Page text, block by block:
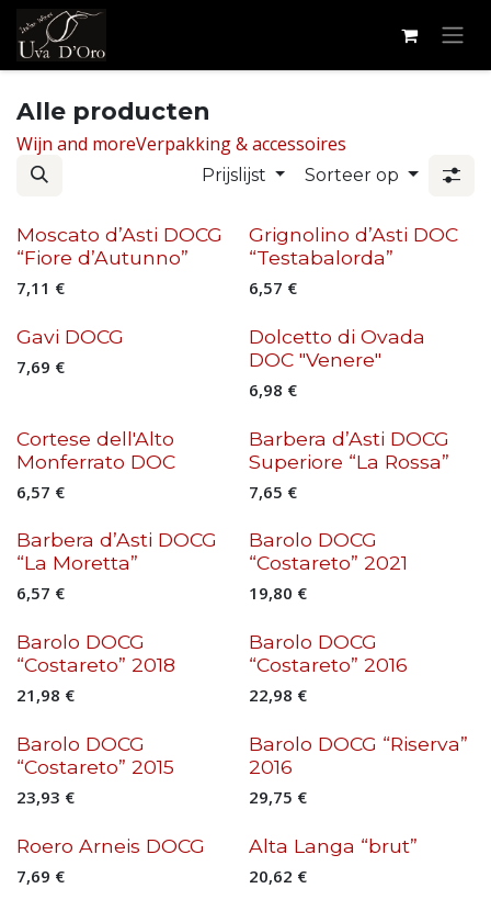
Overslaan naar inhoud
Alle producten
Wijn and moreVerpakking & accessoires
Prijslijst Sorteer op
Moscato d’Asti DOCG
“Fiore d’Autunno”
7,11 €
Grignolino d’Asti DOC
“Testabalorda”
6,57 €
Gavi DOCG
7,69 €
Dolcetto di Ovada
DOC "Venere"
6,98 €
Cortese dell'Alto
Monferrato DOC
6,57 €
Barbera d’Asti DOCG
Superiore “La Rossa”
7,65 €
Barbera d’Asti DOCG
“La Moretta”
6,57 €
Barolo DOCG
“Costareto” 2021
19,80 €
Barolo DOCG
“Costareto” 2018
21,98 €
Barolo DOCG
“Costareto” 2016
22,98 €
Barolo DOCG
“Costareto” 2015
23,93 €
Barolo DOCG “Riserva”
2016
29,75 €
Roero Arneis DOCG
7,69 €
Alta Langa “brut”
20,62 €